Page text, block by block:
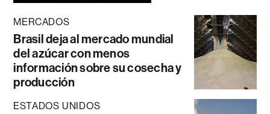
MERCADOS
Brasil deja al mercado mundial
del azúcar con menos
información sobre su cosecha y
producción
ESTADOS UNIDOS